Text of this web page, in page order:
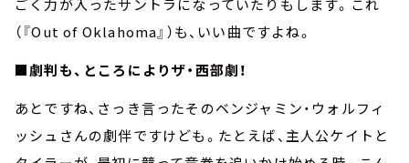
ごく力が入ったサントラになっていたりもします。これ
（『Out of Oklahoma』）も、いい曲ですよね。
■劇判も、ところによりザ・西部劇！
あとですね、さっき言ったそのベンジャミン・ウォルフィ
ッシュさんの劇伴ですけども。たとえば、主人公ケイトと